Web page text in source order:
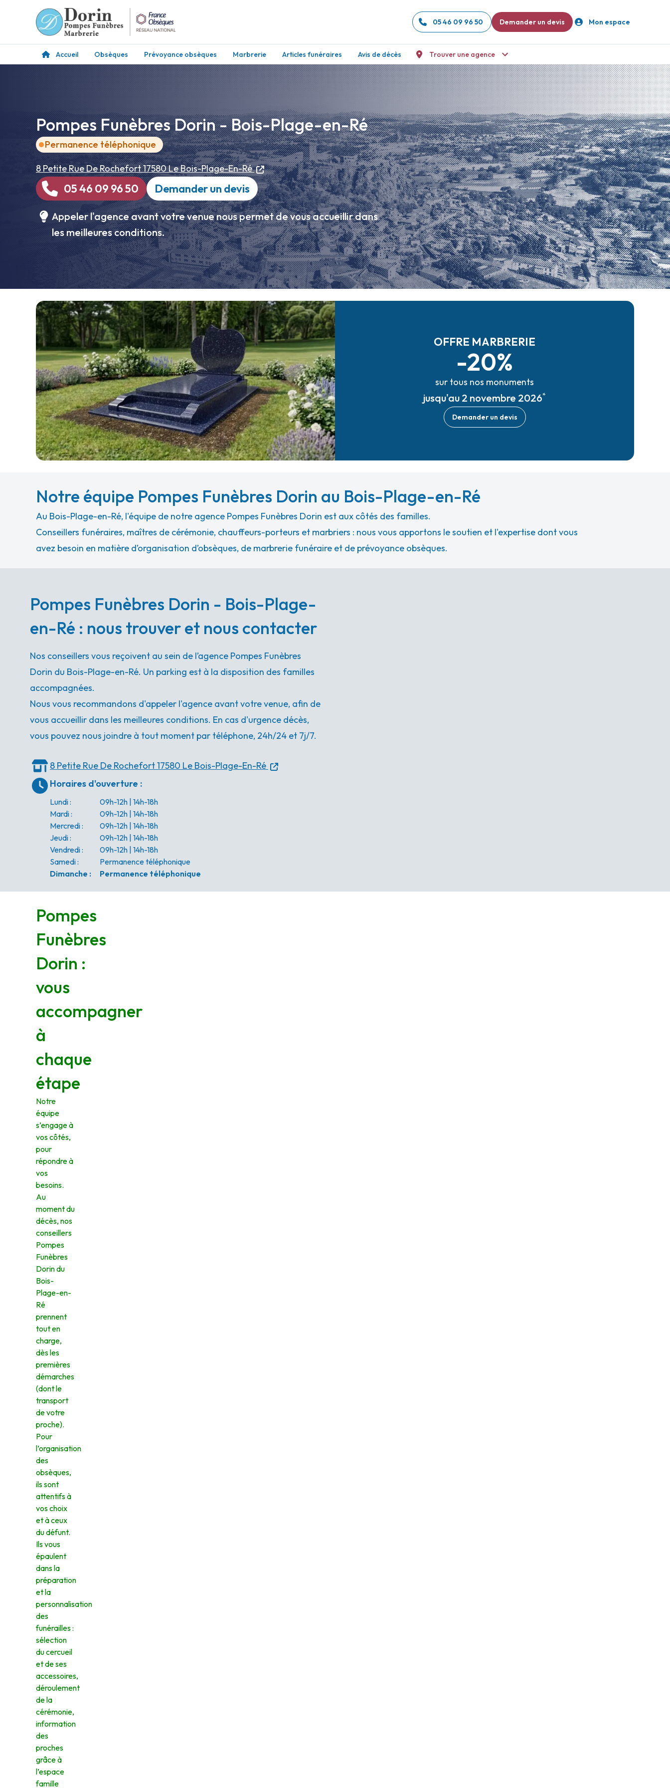
05 46 09 96 50 Demander un devis Mon espace
Accueil Obsèques Prévoyance obsèques Marbrerie Articles funéraires Avis de décès Trouver une agence
Pompes Funèbres Dorin - Bois-Plage-en-Ré
Permanence téléphonique
8 Petite Rue De Rochefort17580 Le Bois-Plage-En-Ré
05 46 09 96 50 Demander un devis
Appeler l'agence avant votre venue nous permet de vous accueillir dans
les meilleures conditions.
OFFRE MARBRERIE
-20%
sur tous nos monuments
jusqu'au 2 novembre 2026*
Demander un devis
Notre équipe Pompes Funèbres Dorin au Bois-Plage-en-Ré
Au Bois-Plage-en-Ré, l'équipe de notre agence Pompes Funèbres Dorin est aux côtés des familles.
Conseillers funéraires, maîtres de cérémonie, chauffeurs-porteurs et marbriers : nous vous apportons le soutien et l'expertise dont vous
avez besoin en matière d’organisation d’obsèques, de marbrerie funéraire et de prévoyance obsèques.
Pompes Funèbres Dorin - Bois-Plage-
en-Ré : nous trouver et nous contacter
Nos conseillers vous reçoivent au sein de l’agence Pompes Funèbres
Dorin du Bois-Plage-en-Ré. Un parking est à la disposition des familles
accompagnées.
Nous vous recommandons d'appeler l'agence avant votre venue, afin de
vous accueillir dans les meilleures conditions. En cas d'urgence décès,
vous pouvez nous joindre à tout moment par téléphone, 24h/24 et 7j/7.
8 Petite Rue De Rochefort17580 Le Bois-Plage-En-Ré
Horaires d'ouverture :
Lundi:
09h-12h | 14h-18h
Mardi:
09h-12h | 14h-18h
Mercredi:
09h-12h | 14h-18h
Jeudi:
09h-12h | 14h-18h
Vendredi:
09h-12h | 14h-18h
Samedi:
Permanence téléphonique
Dimanche : Permanence téléphonique
Pompes
Funèbres
Dorin :
vous
accompagner
à
chaque
étape
Notre
équipe
s’engage à
vos côtés,
pour
répondre à
vos
besoins.
Au
moment du
décès, nos
conseillers
Pompes
Funèbres
Dorin du
Bois-
Plage-en-
Ré
prennent
tout en
charge,
dès les
premières
démarches
(dont le
transport
de votre
proche).
Pour
l’organisation
des
obsèques,
ils sont
attentifs à
vos choix
et à ceux
du défunt.
Ils vous
épaulent
dans la
préparation
et la
personnalisation
des
funérailles :
sélection
du cercueil
et de ses
accessoires,
déroulement
de la
cérémonie,
information
des
proches
grâce à
l’espace
famille